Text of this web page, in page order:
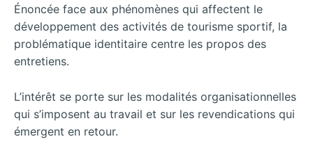
Énoncée face aux phénomènes qui affectent le
développement des activités de tourisme sportif, la
problématique identitaire centre les propos des
entretiens.
L’intérêt se porte sur les modalités organisationnelles
qui s’imposent au travail et sur les revendications qui
émergent en retour.